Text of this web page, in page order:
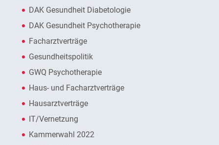
DAK Gesundheit Diabetologie
DAK Gesundheit Psychotherapie
Facharztverträge
Gesundheitspolitik
GWQ Psychotherapie
Haus- und Facharztverträge
Hausarztverträge
IT/Vernetzung
Kammerwahl 2022